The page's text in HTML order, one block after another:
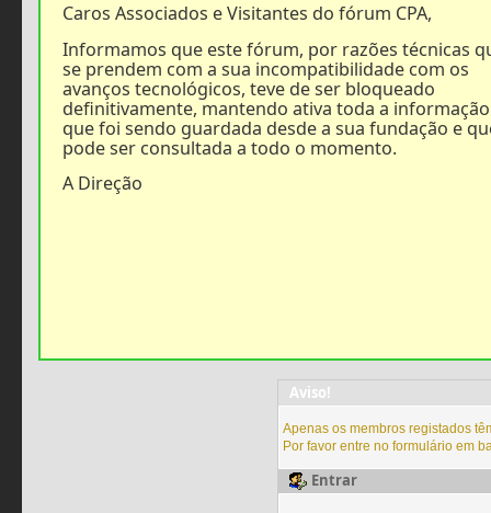
Caros Associados e Visitantes do fórum CPA,
Informamos que este fórum, por razões técnicas
se prendem com a sua incompatibilidade com os
avanços tecnológicos, teve de ser bloqueado
definitivamente, mantendo ativa toda a informação
que foi sendo guardada desde a sua fundação e
pode ser consultada a todo o momento.
A Direção
Aviso!
Apenas os membros registados
Por favor entre no formulário em
Entrar